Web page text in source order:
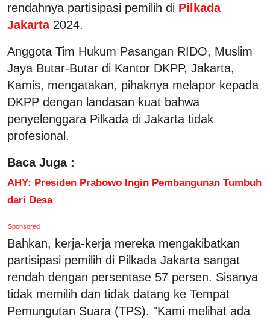
rendahnya partisipasi pemilih di Pilkada
Jakarta 2024.
Anggota Tim Hukum Pasangan RIDO, Muslim
Jaya Butar-Butar di Kantor DKPP, Jakarta,
Kamis, mengatakan, pihaknya melapor kepada
DKPP dengan landasan kuat bahwa
penyelenggara Pilkada di Jakarta tidak
profesional.
Baca Juga :
AHY: Presiden Prabowo Ingin Pembangunan Tumbuh
dari Desa
Sponsored
Bahkan, kerja-kerja mereka mengakibatkan
partisipasi pemilih di Pilkada Jakarta sangat
rendah dengan persentase 57 persen. Sisanya
tidak memilih dan tidak datang ke Tempat
Pemungutan Suara (TPS). "Kami melihat ada